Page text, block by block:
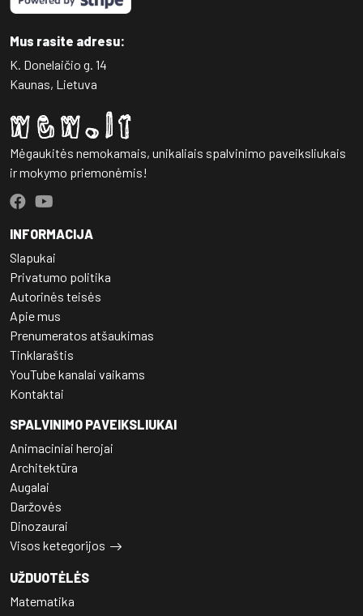
Mus rasite adresu:
K. Donelaičio g. 14
Kaunas, Lietuva
Mėgaukitės nemokamais, unikaliais spalvinimo paveiksliukais
ir mokymo priemonėmis!
INFORMACIJA
Slapukai
Privatumo politika
Autorinės teisės
Apie mus
Prenumeratos atšaukimas
Tinklaraštis
YouTube kanalai vaikams
Kontaktai
SPALVINIMO PAVEIKSLIUKAI
Animaciniai herojai
Architektūra
Augalai
Daržovės
Dinozaurai
Visos ketegorijos
UŽDUOTĖLĖS
Matematika